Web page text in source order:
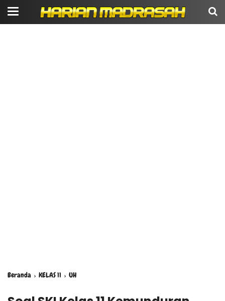
Beranda › KELAS 11 › UH